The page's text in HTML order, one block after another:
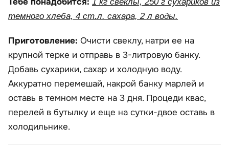
темного хлеба, 4 ст.л. сахара, 2 л воды.
Приготовление: Очисти свеклу, натри ее на
крупной терке и отправь в 3-литровую банку.
Добавь сухарики, сахар и холодную воду.
Аккуратно перемешай, накрой банку марлей и
оставь в темном месте на 3 дня. Процеди квас,
перелей в бутылку и еще на сутки-двое оставь в
холодильнике.